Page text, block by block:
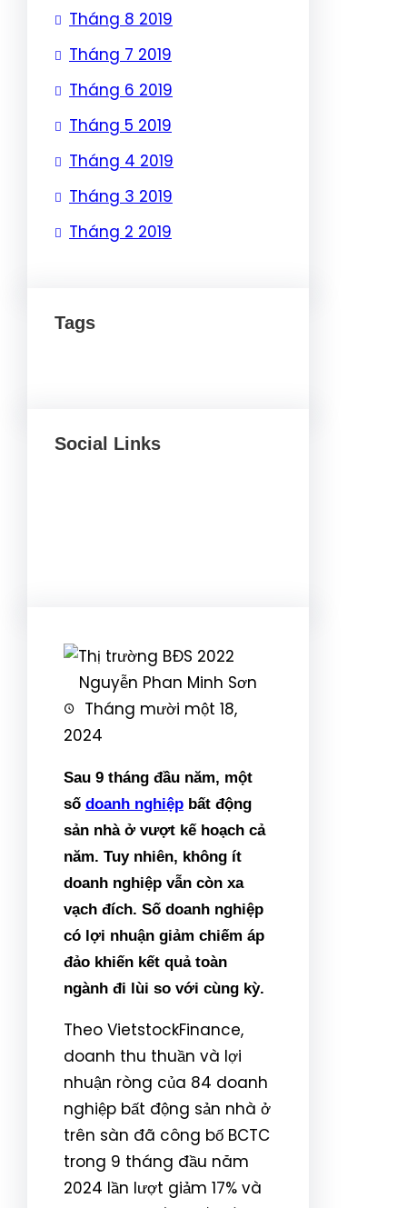
Tháng 8 2019
Tháng 7 2019
Tháng 6 2019
Tháng 5 2019
Tháng 4 2019
Tháng 3 2019
Tháng 2 2019
Tags
Social Links
Nguyễn Phan Minh Sơn
Tháng mười một 18,
2024
Sau 9 tháng đầu năm, một
số doanh nghiệp bất động
sản nhà ở vượt kế hoạch cả
năm. Tuy nhiên, không ít
doanh nghiệp vẫn còn xa
vạch đích. Số doanh nghiệp
có lợi nhuận giảm chiếm áp
đảo khiến kết quả toàn
ngành đi lùi so với cùng kỳ.
Theo VietstockFinance,
doanh thu thuần và lợi
nhuận ròng của 84 doanh
nghiệp bất động sản nhà ở
trên sàn đã công bố BCTC
trong 9 tháng đầu năm
2024 lần lượt giảm 17% và